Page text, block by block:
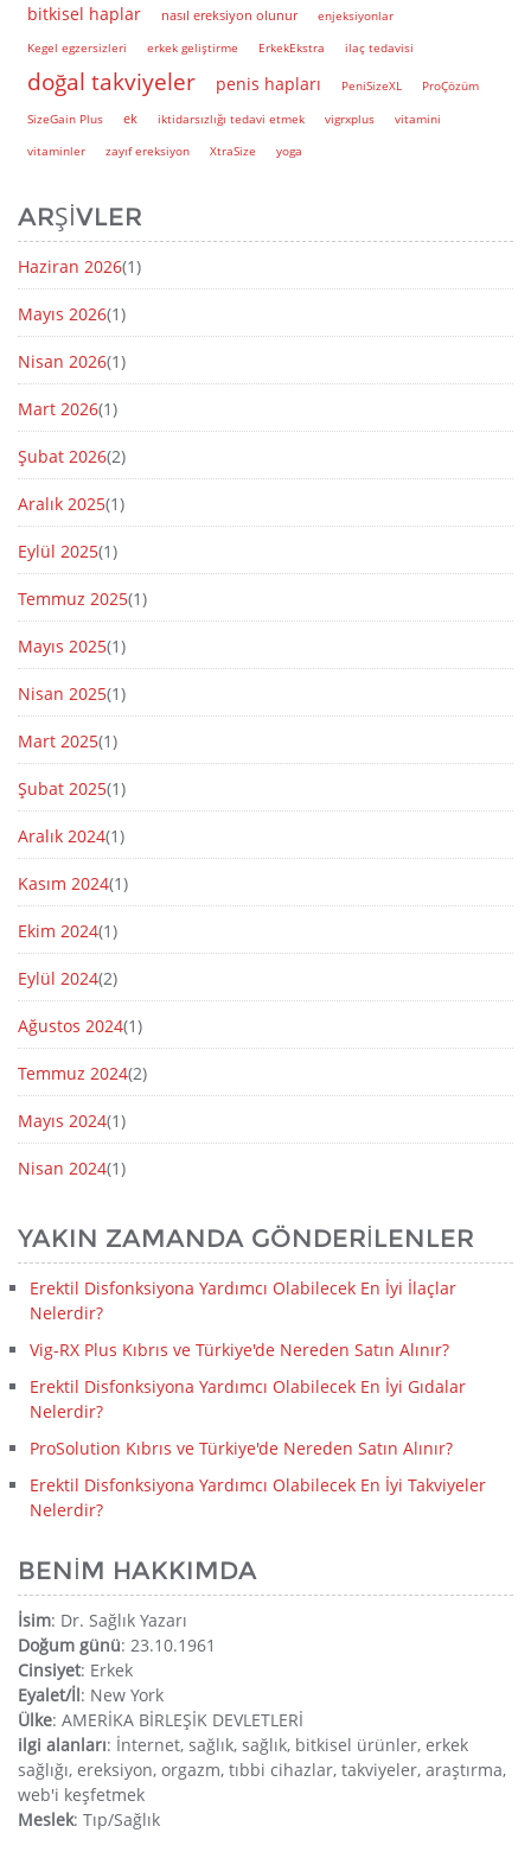
bitkisel haplar nasıl ereksiyon olunur
enjeksiyonlar
Kegel egzersizleri
erkek geliştirme ErkekEkstra ilaç tedavisi
doğal takviyeler penis hapları PeniSizeXL
ProÇözüm
SizeGain Plus
ek iktidarsızlığı tedavi etmek vigrxplus
vitamini
vitaminler
zayıf ereksiyon XtraSize yoga
ARŞIVLER
Haziran 2026(1)
Mayıs 2026(1)
Nisan 2026(1)
Mart 2026(1)
Şubat 2026(2)
Aralık 2025(1)
Eylül 2025(1)
Temmuz 2025(1)
Mayıs 2025(1)
Nisan 2025(1)
Mart 2025(1)
Şubat 2025(1)
Aralık 2024(1)
Kasım 2024(1)
Ekim 2024(1)
Eylül 2024(2)
Ağustos 2024(1)
Temmuz 2024(2)
Mayıs 2024(1)
Nisan 2024(1)
YAKIN ZAMANDA GÖNDERILENLER
Erektil Disfonksiyona Yardımcı Olabilecek En İyi İlaçlar
Nelerdir?
Vig-RX Plus Kıbrıs ve Türkiye'de Nereden Satın Alınır?
Erektil Disfonksiyona Yardımcı Olabilecek En İyi Gıdalar
Nelerdir?
ProSolution Kıbrıs ve Türkiye'de Nereden Satın Alınır?
Erektil Disfonksiyona Yardımcı Olabilecek En İyi Takviyeler
Nelerdir?
BENIM HAKKIMDA
İsim: Dr. Sağlık Yazarı
Doğum günü: 23.10.1961
Cinsiyet: Erkek
Eyalet/İl: New York
Ülke: AMERİKA BİRLEŞİK DEVLETLERİ
ilgi alanları: İnternet, sağlık, sağlık, bitkisel ürünler, erkek
sağlığı, ereksiyon, orgazm, tıbbi cihazlar, takviyeler, araştırma,
web'i keşfetmek
Meslek: Tıp/Sağlık